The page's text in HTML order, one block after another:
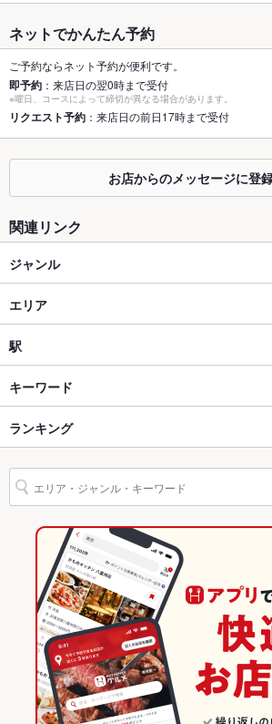
容人数
個室 あり ：人数に合わせた個室をご用意
座敷 なし ：八王子駅徒歩1分の駅近◎
掘りごたつ なし ：掘りごたつはございません
なし ：カウンターはございません
貸切 貸切可 ：貸切ご予約は名様～承って
設備
Wi-Fi
バリアフリ
ー
なし ：なにかございましたらお気
さい。
駐車場
英語メニュ
ー
その他設備 ■八王子 個室居酒屋 銀の宴 ♪
飲み放題
あり ：※999円～ご用意！お気軽に是
王子 個室居酒屋 銀の宴 ♪
食べ放題
あり ：★令和元年記念食べ・飲み放
時間飲み放題付全8品 2580円
カクテル充実、焼酎充実、日本酒充
ネットでかんたん予約
ご予約ならネット予約が便利です。
即予約 ：来店日の翌0時まで受付
※曜日、コースによって締切が異なる場合があります。
リクエスト予約 ：来店日の前日17時まで受付
お店からのメッセージに登
関連リンク
ジャンル
居酒屋
和風
八王子・立川 × 居酒屋
八王子・立川 × 和風
八王子駅 × 居酒屋
八王子駅 × 和風
焼き鳥・鶏料理
八王子・立川 × 和食
八王子・立川 × 焼き鳥・鶏料理
八王子駅 × 和食
エリア
八王子
八王子 × 居酒屋
八王子 × 和風
八王子 × 和食
八王子 × 焼き鳥・鶏料理
東京 × 居酒屋
東京 × 和風
東京 × 和食
東京 × 焼き鳥・鶏料理
駅
京王八王子駅
西八王子駅
八王子駅
キーワード
からあげ
炭火焼き鳥 つくね 地鶏 鶏皮
ランキング
東京のグルメランキング
東京の居酒屋ランキング
八王子・立川のグルメランキング
八王子・立川の居酒屋ランキング
八王子のグルメランキング
八王子の居酒屋ランキング